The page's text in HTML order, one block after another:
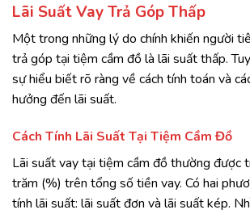
Lãi Suất Vay Trả Góp Thấp
Một trong những lý do chính khiến người
trả góp tại tiệm cầm đồ là lãi suất thấp.
sự hiểu biết rõ ràng về cách tính toán và
hưởng đến lãi suất.
Cách Tính Lãi Suất Tại Tiệm Cầm Đồ
Lãi suất vay tại tiệm cầm đồ thường được
trăm (%) trên tổng số tiền vay. Có hai
tính lãi suất: lãi suất đơn và lãi suất kép.